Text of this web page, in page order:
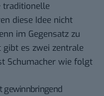
traditionelle
diese Idee nicht
im Gegensatz zu
es zwei zentrale
Schumacher wie folgt
gewinnbringend